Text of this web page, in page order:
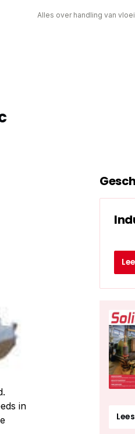
Alles over handling van
in